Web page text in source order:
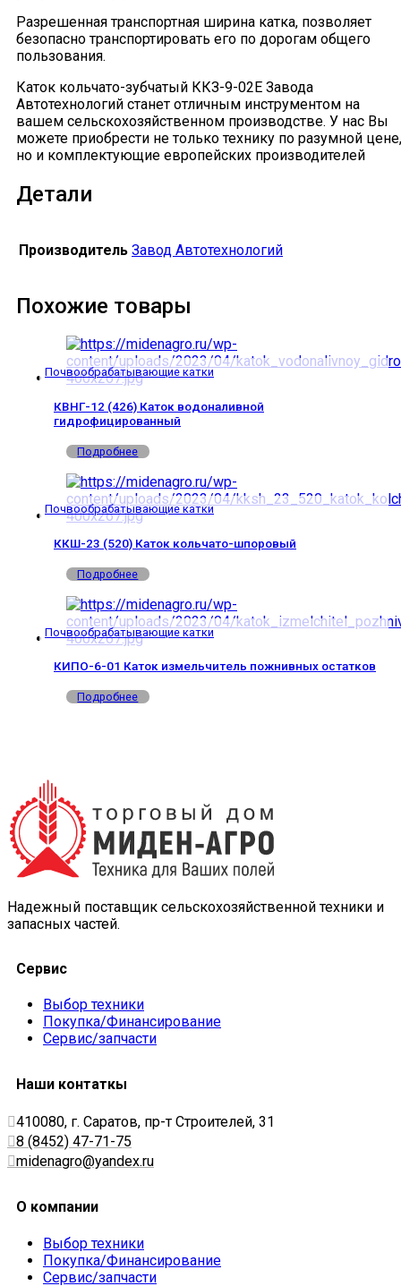
Разрешенная транспортная ширина катка, позволяет
безопасно транспортировать его по дорогам общего
пользования.
Каток кольчато-зубчатый ККЗ-9-02Е Завода
Автотехнологий станет отличным инструментом на
вашем сельскохозяйственном производстве. У нас Вы
можете приобрести не только технику по разумной цене,
но и комплектующие европейских производителей
Детали
Производитель Завод Автотехнологий
Похожие товары
Почвообрабатывающие катки
КВНГ-12 (426) Каток водоналивной
гидрофицированный
Подробнее
Почвообрабатывающие катки
ККШ-23 (520) Каток кольчато-шпоровый
Подробнее
Почвообрабатывающие катки
КИПО-6-01 Каток измельчитель пожнивных остатков
Подробнее
Надежный поставщик сельскохозяйственной техники и
запасных частей.
Сервис
Выбор техники
Покупка/Финансирование
Сервис/запчасти
Наши контаткы
410080, г. Саратов, пр-т Строителей, 31
8 (8452) 47-71-75
midenagro@yandex.ru
О компании
Выбор техники
Покупка/Финансирование
Сервис/запчасти